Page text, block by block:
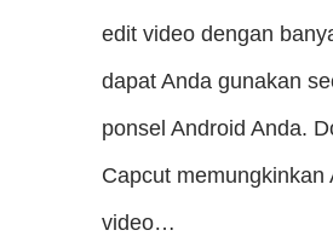
edit video dengan
dapat Anda gunakan
ponsel Android Anda.
Capcut memungkinkan
video…